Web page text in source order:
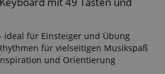
ideal für Einsteiger und Übung
für vielseitigen Musikspaß
und Orientierung